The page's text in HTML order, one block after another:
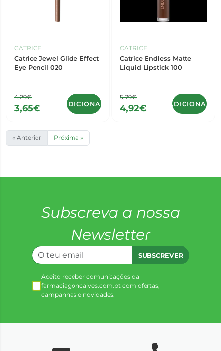
CATRICE
Catrice Jewel Glide Effect
Eye Pencil 020
4,29€
3,65€ ADICIONAR
CATRICE
Catrice Endless Matte
Liquid Lipstick 100
5,79€
4,92€ ADICIONAR
« Anterior Próxima »
Subscreva a nossa
Newsletter
SUBSCREVER
Aceito receber comunicações da
farmaciagoncalves.com.pt com ofertas,
campanhas e novidades.